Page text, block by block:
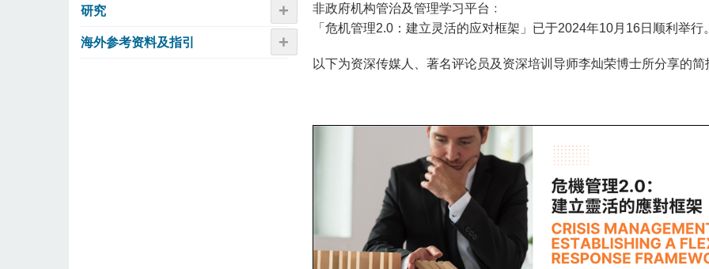
研究 +
海外参考资料及指引 +
​非政府机构管治及管理学习平台﹕
「危机管理2.0：建立灵活的应对框架」已于2024年10月16日顺利举行
以下为资深传媒人、著名评论员及资深培训导师李灿荣博士所分享的简